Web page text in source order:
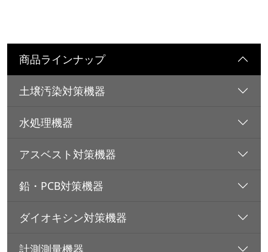
商品ラインナップ
土壌汚染対策機器
水処理機器
アスベスト対策機器
鉛・PCB対策機器
ダイオキシン対策機器
計測測量機器